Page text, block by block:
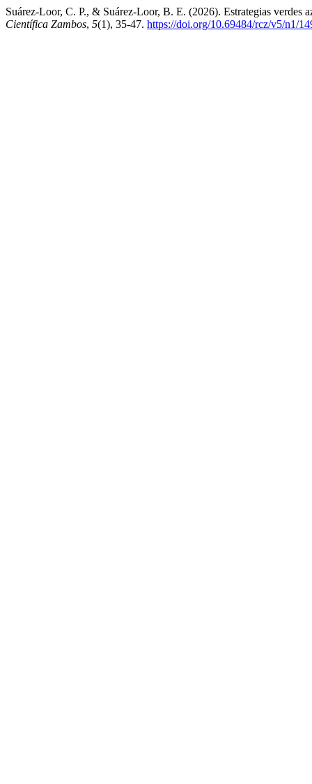
Suárez-Loor, C. P., & Suárez-Loor, B. E. (2026). Estrategias verdes
Científica Zambos, 5(1), 35-47. https://doi.org/10.69484/rcz/v5/n1/